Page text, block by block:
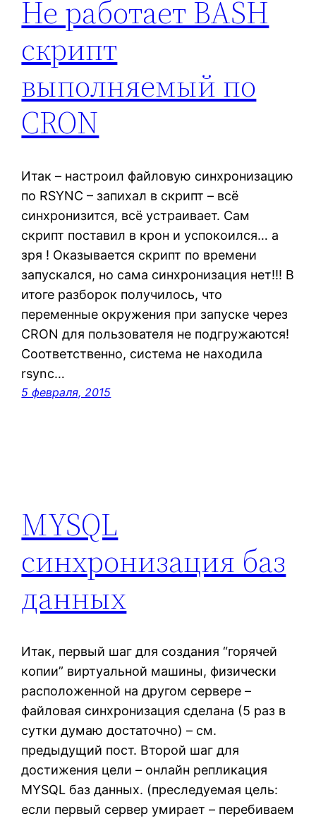
Не работает BASH
скрипт
выполняемый по
CRON
Итак – настроил файловую синхронизацию
по RSYNC – запихал в скрипт – всё
синхронизится, всё устраивает. Сам
скрипт поставил в крон и успокоился… а
зря ! Оказывается скрипт по времени
запускался, но сама синхронизация нет!!! В
итоге разборок получилось, что
переменные окружения при запуске через
CRON для пользователя не подгружаются!
Соответственно, система не находила
rsync…
5 февраля, 2015
MYSQL
cинхронизация баз
данных
Итак, первый шаг для создания “горячей
копии” виртуальной машины, физически
расположенной на другом сервере –
файловая синхронизация сделана (5 раз в
сутки думаю достаточно) – см.
предыдущий пост. Второй шаг для
достижения цели – онлайн репликация
MYSQL баз данных. (преследуемая цель:
если первый сервер умирает – перебиваем